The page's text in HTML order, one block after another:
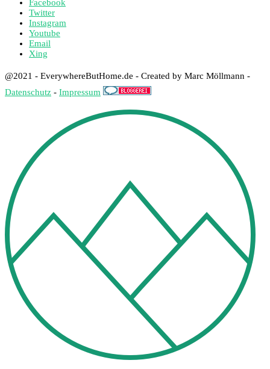
Facebook
Twitter
Instagram
Youtube
Email
Xing
@2021 - EverywhereButHome.de - Created by Marc Möllmann -
Datenschutz - Impressum